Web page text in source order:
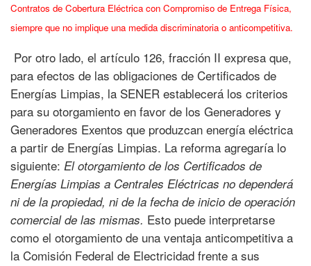
Contratos de Cobertura Eléctrica con Compromiso de Entrega Física,
siempre que no implique una medida discriminatoria o anticompetitiva.
Por otro lado, el artículo 126, fracción II expresa que,
para efectos de las obligaciones de Certificados de
Energías Limpias, la SENER establecerá los criterios
para su otorgamiento en favor de los Generadores y
Generadores Exentos que produzcan energía eléctrica
a partir de Energías Limpias. La reforma agregaría lo
siguiente: El otorgamiento de los Certificados de
Energías Limpias a Centrales Eléctricas no dependerá
ni de la propiedad, ni de la fecha de inicio de operación
comercial de las mismas. Esto puede interpretarse
como el otorgamiento de una ventaja anticompetitiva a
la Comisión Federal de Electricidad frente a sus